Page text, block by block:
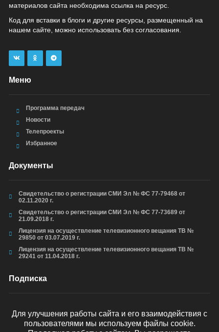
материалов сайта необходима ссылка на ресурс.
Код для вставки в блоги и другие ресурсы, размещенный на
нашем сайте, можно использовать без согласования.
Меню
Программа передач
Новости
Телепроекты
Избранное
Документы
Свидетельство о регистрации СМИ Эл № ФС 77-79468 от
02.11.2020 г.
Свидетельство о регистрации СМИ Эл № ФС 77-73689 от
21.09.2018 г.
Лицензия на осуществление телевизионного вещания ТВ №
29850 от 03.07.2019 г.
Лицензия на осуществление телевизионного вещания ТВ №
29241 от 11.04.2018 г.
Подписка
ОТПРАВИТЬ
Для улучшения работы сайта и его взаимодействия с
пользователями мы используем файлы cookie.